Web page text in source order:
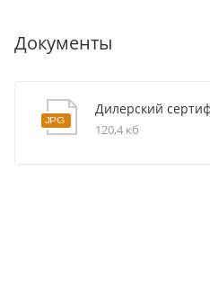
Документы
Дилерский
120,4 кб